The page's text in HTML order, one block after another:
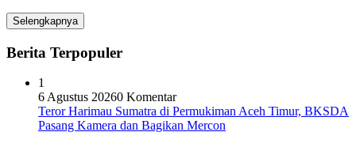
Selengkapnya
Berita Terpopuler
1
6 Agustus 20260 Komentar
Teror Harimau Sumatra di Permukiman Aceh Timur, BKSDA
Pasang Kamera dan Bagikan Mercon